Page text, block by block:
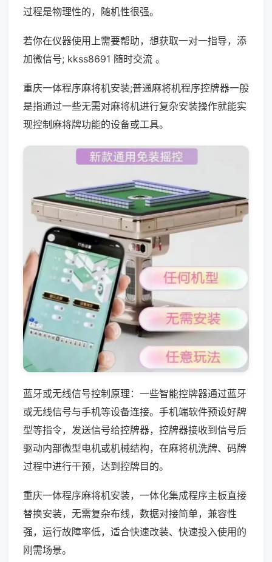
过程是物理性的，随机性很强。
若你在仪器使用上需要帮助，想获取一对一指导，添
加微信号; kkss8691 随时交流 。
重庆一体程序麻将机安装;普通麻将机程序控牌器一般
是指通过一些无需对麻将机进行复杂安装操作就能实
现控制麻将牌功能的设备或工具。
蓝牙或无线信号控制原理：一些智能控牌器通过蓝牙
或无线信号与手机等设备连接。手机端软件预设好牌
型等指令，发送信号给控牌器，控牌器接收到信号后
驱动内部微型电机或机械结构，在麻将机洗牌、码牌
过程中进行干预，达到控牌目的。
重庆一体程序麻将机安装，一体化集成程序主板直接
替换安装，无需复杂布线，数据对接简单，兼容性
强，运行故障率低，适合快速改装、快速投入使用的
刚需场景。